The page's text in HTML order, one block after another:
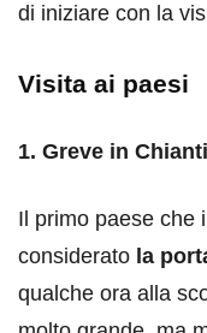
di iniziare con la
Visita ai paesi
1. Greve in Chianti
Il primo paese che
considerato la
qualche ora alla